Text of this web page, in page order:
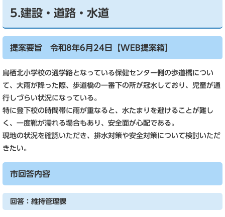
5.建設・道路・水道
提案要旨 令和8年6月24日【WEB提案箱】
鳥栖北小学校の通学路となっている保健センター側の歩道橋につい
て、大雨が降った際、歩道橋の一番下の所が冠水しており、児童が通
行しづらい状況になっている。
特に登下校の時間帯に雨が重なると、水たまりを避けることが難し
く、一度靴が濡れる場合もあり、安全面が心配である。
現地の状況を確認いただき、排水対策や安全対策について検討いただ
きたい。
市回答内容
回答：維持管理課